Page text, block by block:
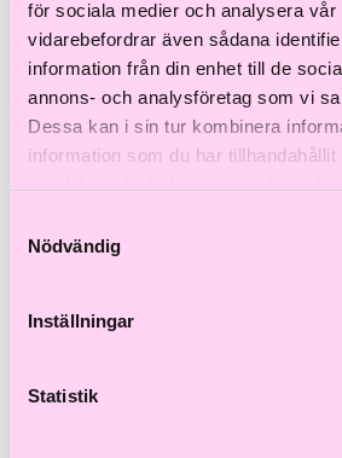
för sociala medier och analysera vår
vidarebefordrar även sådana
information från din enhet till de
annons- och analysföretag som vi
Dessa kan i sin tur kombinera
information som du har
Nödvändig
Inställningar
Statistik
Hem>Åldrande hår> Kérastase
Shampoo 250ml